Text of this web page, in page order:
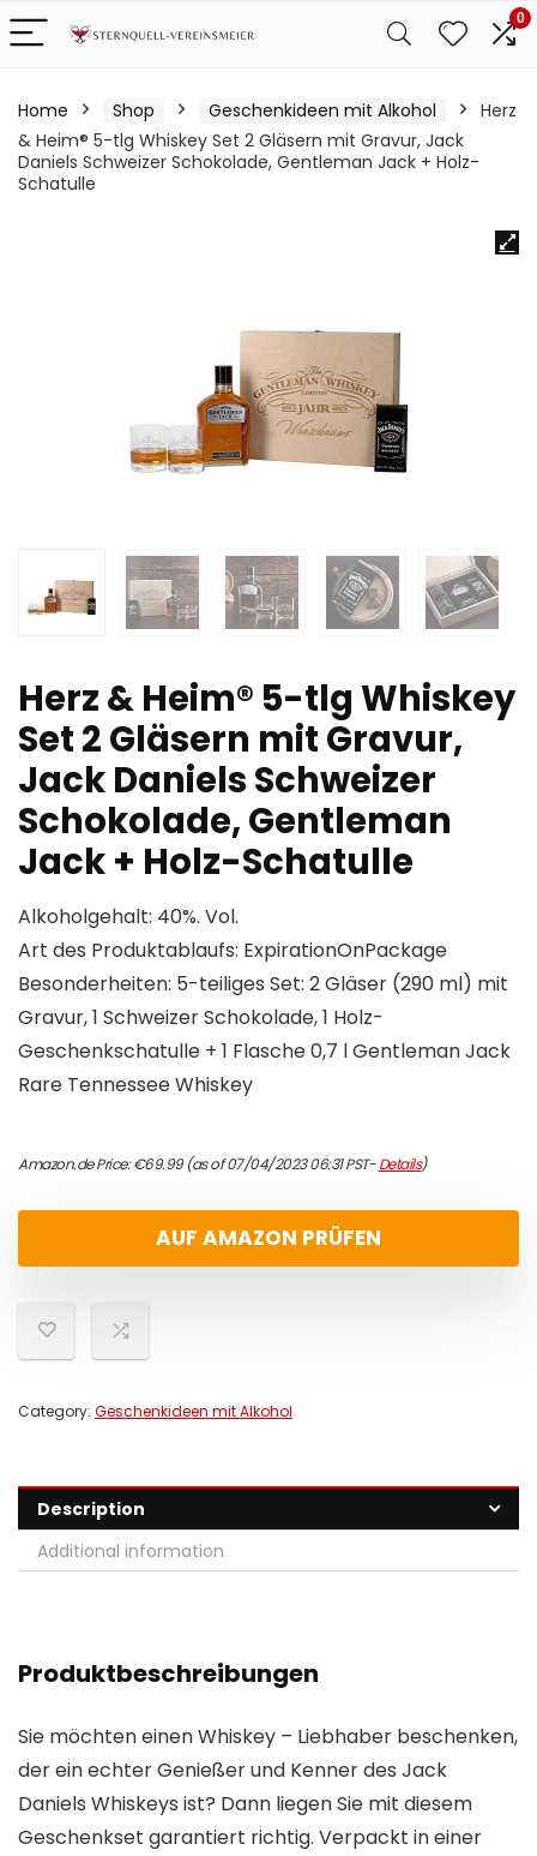
0
Home Shop Geschenkideen mit Alkohol
Herz
& Heim® 5-tlg Whiskey Set 2 Gläsern mit Gravur, Jack
Daniels Schweizer Schokolade, Gentleman Jack + Holz-
Schatulle
Herz & Heim® 5-tlg Whiskey
Set 2 Gläsern mit Gravur,
Jack Daniels Schweizer
Schokolade, Gentleman
Jack + Holz-Schatulle
Alkoholgehalt: 40%. Vol.
Art des Produktablaufs: ExpirationOnPackage
Besonderheiten: 5-teiliges Set: 2 Gläser (290 ml) mit
Gravur, 1 Schweizer Schokolade, 1 Holz-
Geschenkschatulle + 1 Flasche 0,7 l Gentleman Jack
Rare Tennessee Whiskey
Amazon.de Price:€69.99(as of 07/04/2023 06:31 PST-Details)
AUF AMAZON PRÜFEN
Category: Geschenkideen mit Alkohol
Description
Additional information
Produktbeschreibungen
Sie möchten einen Whiskey – Liebhaber beschenken,
der ein echter Genießer und Kenner des Jack
Daniels Whiskeys ist? Dann liegen Sie mit diesem
Geschenkset garantiert richtig. Verpackt in einer